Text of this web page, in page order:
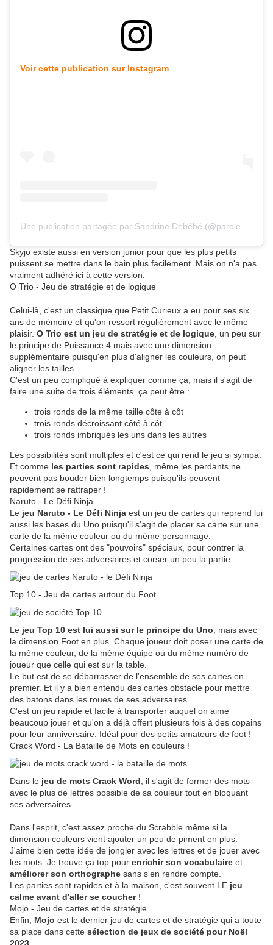
Voir cette publication sur Instagram
Skyjo existe aussi en version junior pour que les plus petits
puissent se mettre dans le bain plus facilement. Mais on n'a pas
vraiment adhéré ici à cette version.
O Trio - Jeu de stratégie et de logique
Celui-là, c'est un classique que Petit Curieux a eu pour ses six
ans de mémoire et qu'on ressort régulièrement avec le même
plaisir. O Trio est un jeu de stratégie et de logique , un peu sur
le principe de Puissance 4 mais avec une dimension
supplémentaire puisqu'en plus d'aligner les couleurs, on peut
aligner les tailles.
C'est un peu compliqué à expliquer comme ça, mais il s'agit de
faire une suite de trois éléments. ça peut être :
trois ronds de la même taille côte à côt
trois ronds décroissant côté à côt
trois ronds imbriqués les uns dans les autres
Les possibilités sont multiples et c'est ce qui rend le jeu si sympa.
Et comme les parties sont rapides , même les perdants ne
peuvent pas bouder bien longtemps puisqu'ils peuvent
rapidement se rattraper !
Naruto - Le Défi Ninja
Le jeu Naruto - Le Défi Ninja est un jeu de cartes qui reprend lui
aussi les bases du Uno puisqu'il s'agit de placer sa carte sur une
carte de la même couleur ou du même personnage.
Certaines cartes ont des "pouvoirs" spéciaux, pour contrer la
progression de ses adversaires et corser un peu la partie.
Top 10 - Jeu de cartes autour du Foot
Le jeu Top 10 est lui aussi sur le principe du Uno , mais avec
la dimension Foot en plus. Chaque joueur doit poser une carte de
la même couleur, de la même équipe ou du même numéro de
joueur que celle qui est sur la table.
Le but est de se débarrasser de l'ensemble de ses cartes en
premier. Et il y a bien entendu des cartes obstacle pour mettre
des batons dans les roues de ses adversaires.
C'est un jeu rapide et facile à transporter auquel on aime
beaucoup jouer et qu'on a déjà offert plusieurs fois à des copains
pour leur anniversaire. Idéal pour des petits amateurs de foot !
Crack Word - La Bataille de Mots en couleurs !
Dans le jeu de mots Crack Word , il s'agit de former des mots
avec le plus de lettres possible de sa couleur tout en bloquant
ses adversaires.
Dans l'esprit, c'est assez proche du Scrabble même si la
dimension couleurs vient ajouter un peu de piment en plus.
J'aime bien cette idée de jongler avec les lettres et de jouer avec
les mots. Je trouve ça top pour enrichir son vocabulaire et
améliorer son orthographe sans s'en rendre compte.
Les parties sont rapides et à la maison, c'est souvent LE jeu
calme avant d'aller se coucher !
Mojo - Jeu de cartes et de stratégie
Enfin, Mojo est le dernier jeu de cartes et de stratégie qui a toute
sa place dans cette sélection de jeux de société pour Noël